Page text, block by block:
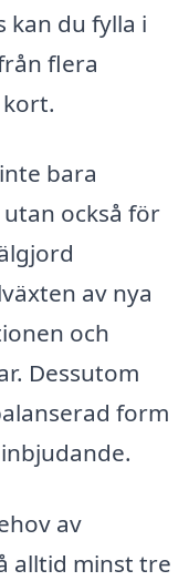
kan du fylla i
flera
bara
också för
av nya
och
Dessutom
form
av
alltid minst tre